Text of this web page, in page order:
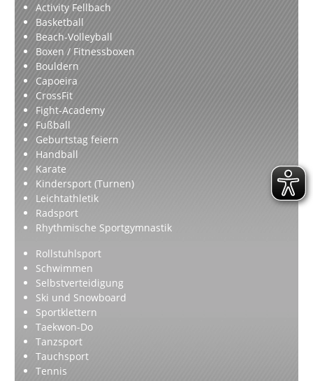
Activity Fellbach
Basketball
Beach-Volleyball
Boxen / Fitnessboxen
Bouldern
Capoeira
CrossFit
Fight-Academy
Fußball
Geburtstag feiern
Handball
Karate
Kindersport (Turnen)
Leichtathletik
Radsport
Rhythmische Sportgymnastik
Rollstuhlsport
Schwimmen
Selbstverteidigung
Ski und Snowboard
Sportklettern
Taekwon-Do
Tanzsport
Tauchsport
Tennis